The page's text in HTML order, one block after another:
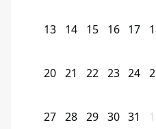
13 14 15 16 17
20 21 22 23 24
27 28 29 30 31 1